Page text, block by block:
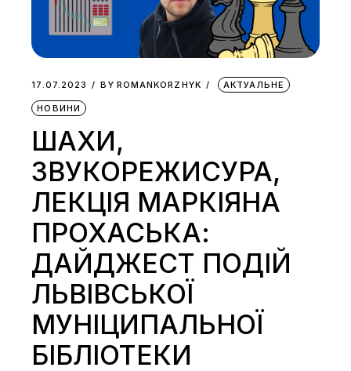
17.07.2023 BY ROMANKORZHYK АКТУАЛЬНЕ
НОВИНИ
ШАХИ,
ЗВУКОРЕЖИСУРА,
ЛЕКЦІЯ МАРКІЯНА
ПРОХАСЬКА:
ДАЙДЖЕСТ ПОДІЙ
ЛЬВІВСЬКОЇ
МУНІЦИПАЛЬНОЇ
БІБЛІОТЕКИ